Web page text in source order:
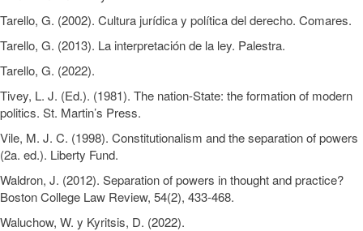
Tarello, G. (2002). Cultura jurídica y política del derecho. Comares.
Tarello, G. (2013). La interpretación de la ley. Palestra.
Tarello, G. (2022).
Tivey, L. J. (Ed.). (1981). The nation-State: the formation of modern
politics. St. Martin’s Press.
Vile, M. J. C. (1998). Constitutionalism and the separation of powers
(2a. ed.). Liberty Fund.
Waldron, J. (2012). Separation of powers in thought and practice?
Boston College Law Review, 54(2), 433-468.
Waluchow, W. y Kyritsis, D. (2022).